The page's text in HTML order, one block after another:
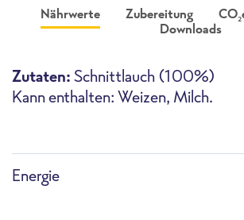
Nährwerte Zubereitung CO2
Downloads
Zutaten:Schnittlauch (100%)
Kann enthalten: Weizen, Milch.
Energie
Ofen Highspeed-Ofen
Produkt
i